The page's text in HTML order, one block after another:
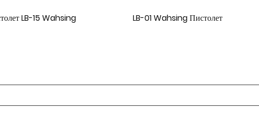
LB-01 Wahsing Пистолет LB-02 Wahsing Пистолет